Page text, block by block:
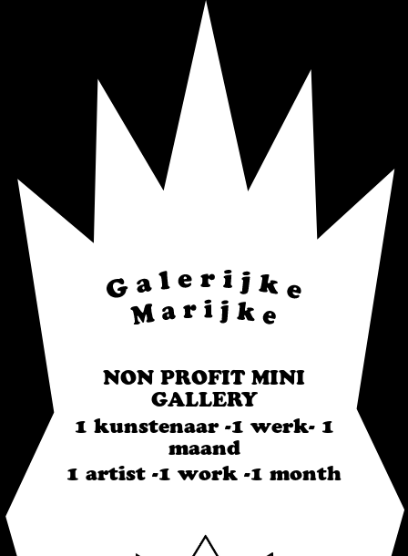
NON PROFIT MINI
GALLERY
1 kunstenaar -1 werk- 1
maand
1 artist -1 work -1 month